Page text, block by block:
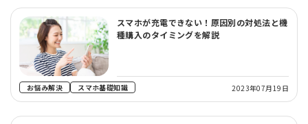
スマホが充電できない！原因別の対処法と機
種購入のタイミングを解説
お悩み解決 スマホ基礎知識 2023年07月19日